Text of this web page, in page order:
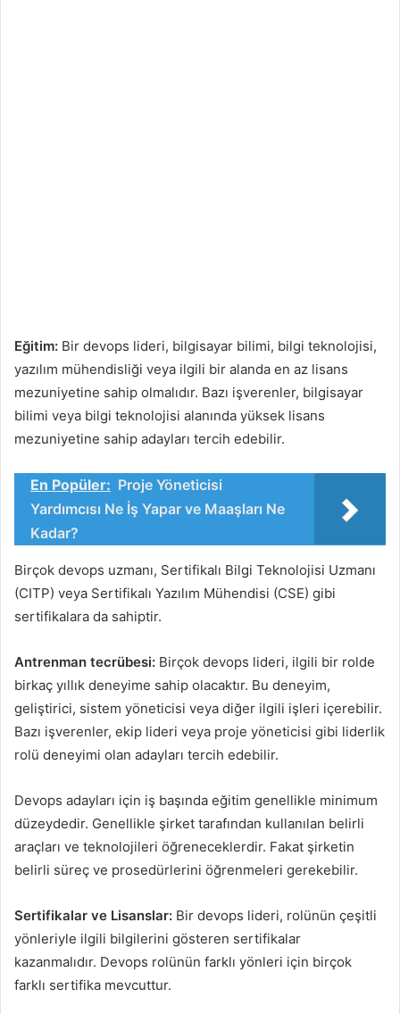
Eğitim: Bir devops lideri, bilgisayar bilimi, bilgi teknolojisi,
yazılım mühendisliği veya ilgili bir alanda en az lisans
mezuniyetine sahip olmalıdır. Bazı işverenler, bilgisayar
bilimi veya bilgi teknolojisi alanında yüksek lisans
mezuniyetine sahip adayları tercih edebilir.
En Popüler: Proje Yöneticisi
Yardımcısı Ne İş Yapar ve Maaşları Ne
Kadar?
Birçok devops uzmanı, Sertifikalı Bilgi Teknolojisi Uzmanı
(CITP) veya Sertifikalı Yazılım Mühendisi (CSE) gibi
sertifikalara da sahiptir.
Antrenman tecrübesi: Birçok devops lideri, ilgili bir rolde
birkaç yıllık deneyime sahip olacaktır. Bu deneyim,
geliştirici, sistem yöneticisi veya diğer ilgili işleri içerebilir.
Bazı işverenler, ekip lideri veya proje yöneticisi gibi liderlik
rolü deneyimi olan adayları tercih edebilir.
Devops adayları için iş başında eğitim genellikle minimum
düzeydedir. Genellikle şirket tarafından kullanılan belirli
araçları ve teknolojileri öğreneceklerdir. Fakat şirketin
belirli süreç ve prosedürlerini öğrenmeleri gerekebilir.
Sertifikalar ve Lisanslar: Bir devops lideri, rolünün çeşitli
yönleriyle ilgili bilgilerini gösteren sertifikalar
kazanmalıdır. Devops rolünün farklı yönleri için birçok
farklı sertifika mevcuttur.